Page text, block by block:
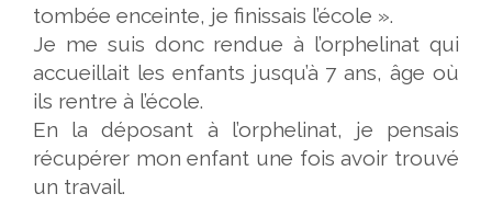
tombée enceinte, je finissais l’école ».
Je me suis donc rendue à l’orphelinat qui
accueillait les enfants jusqu’à 7 ans, âge où
ils rentre à l’école.
En la déposant à l’orphelinat, je pensais
récupérer mon enfant une fois avoir trouvé
un travail.